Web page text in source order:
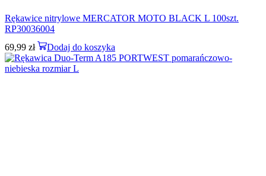
Rękawice nitrylowe MERCATOR MOTO BLACK L 100szt.
RP30036004
69,99 zł Dodaj do koszyka